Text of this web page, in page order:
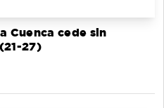
Cuenca cede sin
27)